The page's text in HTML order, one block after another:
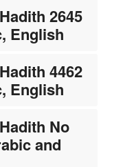
2645
English
4462
English
No
and